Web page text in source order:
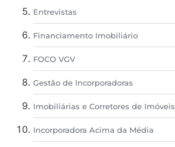
Entrevistas
Financiamento Imobiliário
FOCO VGV
Gestão de Incorporadoras
Imobiliárias e Corretores de Imóveis
Incorporadora Acima da Média